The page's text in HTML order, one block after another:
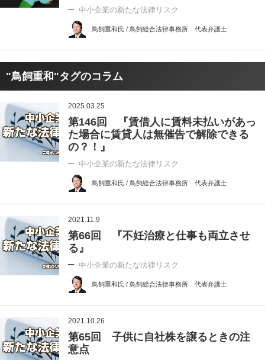
中小企業の新たな法律リスク
鳥飼重和氏 / 鳥飼総合法律事務所 代表弁護士
"鳥飼重和"タグのコラム
2025.03.25
第146回 『賃借人に賃料未払いがあっ
た場合に賃貸人は無催告で解除できる
の？！』
中小企業の新たな法律リスク
鳥飼重和氏 / 鳥飼総合法律事務所 代表弁護士
2021.11.9
第66回 『不妊治療と仕事も両立させ
る』
中小企業の新たな法律リスク
鳥飼重和氏 / 鳥飼総合法律事務所 代表弁護士
2021.10.26
第65回 子供に自社株を譲るときの注
意点